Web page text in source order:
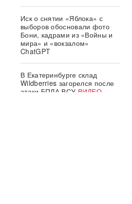
Иск о снятии «Яблока» с
выборов обосновали фото
Бони, кадрами из «Войны и
мира» и «вокзалом»
ChatGPT
В Екатеринбурге склад
Wildberries загорелся после
атаки БПЛА ВСУ ВИДЕО